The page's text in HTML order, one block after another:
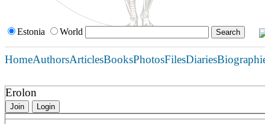
Estonia World
HomeAuthorsArticlesBooksPhotosFilesDiaries
Erolon
Join Login